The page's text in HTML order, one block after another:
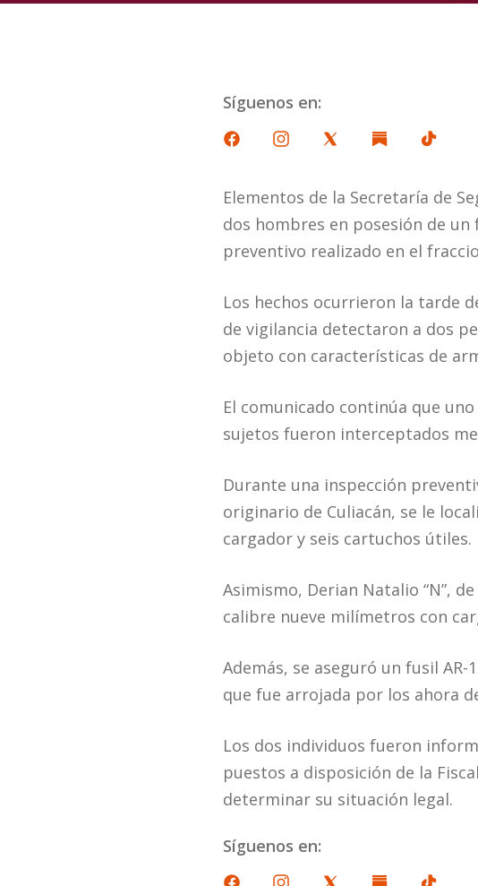
Síguenos en:
Elementos de la Secretaría de
dos hombres en posesión de
preventivo realizado en el
Los hechos ocurrieron la tarde
de vigilancia detectaron a dos
objeto con características de
El comunicado continúa que
sujetos fueron interceptados
Durante una inspección
originario de Culiacán, se le
cargador y seis cartuchos útiles.
Asimismo, Derian Natalio “N”,
calibre nueve milímetros con
Además, se aseguró un fusil
que fue arrojada por los ahora
Los dos individuos fueron
puestos a disposición de la
determinar su situación legal.
Síguenos en: